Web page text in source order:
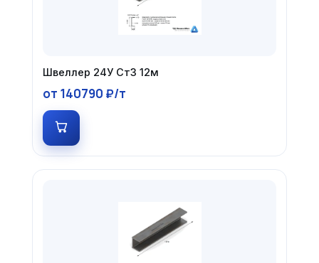
Швеллер 24У Ст3 12м
от 140790 ₽/т